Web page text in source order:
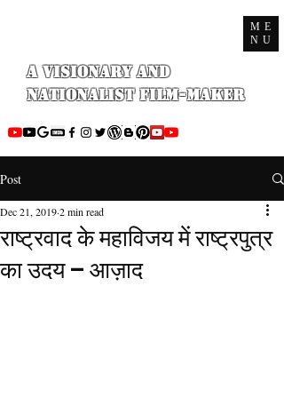
ME
NU
A Visionary and
Nationalist Film-maker
Post
राष्ट्रवाद के महाविजय में राष्ट्रपुत्र
का उदय – आज़ाद
Dec 21, 20192 min read